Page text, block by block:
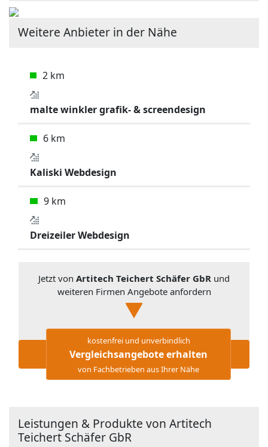
Weitere Anbieter in der Nähe
2 km
malte winkler grafik- & screendesign
6 km
Kaliski Webdesign
9 km
Dreizeiler Webdesign
Jetzt von Artitech Teichert Schäfer GbR und
weiteren Firmen Angebote anfordern
kostenfrei und unverbindlich
Vergleichsangebote erhalten
von Fachbetrieben aus Ihrer Nähe
Leistungen & Produkte von Artitech
Teichert Schäfer GbR